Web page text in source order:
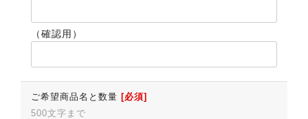
（確認用）
ご希望商品名と数量 [必須]
500文字まで